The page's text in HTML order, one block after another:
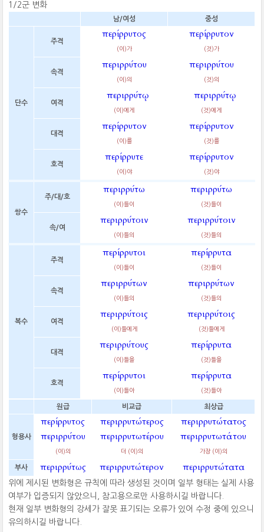
1/2군 변화
남/여성 중성
단수
주격
περίρρυτος
(이)가
περίρρυτον
(것)가
속격
περιρρύτου
(이)의
περιρρύτου
(것)의
여격
περιρρύτῳ
(이)에게
περιρρύτῳ
(것)에게
대격
περίρρυτον
(이)를
περίρρυτον
(것)를
호격
περίρρυτε
(이)야
περίρρυτον
(것)야
쌍수
주/대/호
περιρρύτω
(이)들이
περιρρύτω
(것)들이
속/여
περιρρύτοιν
(이)들의
περιρρύτοιν
(것)들의
복수
주격
περίρρυτοι
(이)들이
περίρρυτα
(것)들이
속격
περιρρύτων
(이)들의
περιρρύτων
(것)들의
여격
περιρρύτοις
(이)들에게
περιρρύτοις
(것)들에게
대격
περιρρύτους
(이)들을
περίρρυτα
(것)들을
호격
περίρρυτοι
(이)들아
περίρρυτα
(것)들아
원급 비교급 최상급
형용사
περίρρυτος
περιρρύτου
(이)의
περιρρυτώτερος
περιρρυτωτέρου
더 (이)의
περιρρυτώτατος
περιρρυτωτάτου
가장 (이)의
부사 περιρρύτως περιρρυτώτερον περιρρυτώτατα
위에 제시된 변화형은 규칙에 따라 생성된 것이며 일부 형태는 실제 사용
여부가 입증되지 않았으니, 참고용으로만 사용하시길 바랍니다.
현재 일부 변화형의 강세가 잘못 표기되는 오류가 있어 수정 중에 있으니
유의하시길 바랍니다.